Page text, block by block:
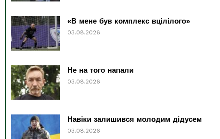
«В мене був комплекс вцілілого»
03.08.2026
Не на того напали
03.08.2026
Навіки залишився молодим дідусем
03.08.2026